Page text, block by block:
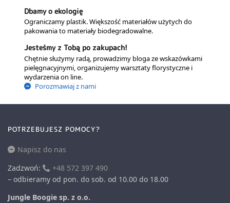
Dbamy o ekologię
Ograniczamy plastik. Większość materiałów użytych do
pakowania to materiały biodegradowalne.
Jesteśmy z Tobą po zakupach!
Chętnie służymy radą, prowadzimy bloga ze wskazówkami
pielęgnacyjnymi, organizujemy warsztaty florystyczne i
wydarzenia on line.
Porozmawiaj z nami
POTRZEBUJESZ POMOCY?
Napisz do nas
Zadzwoń:
+48 572 397 490
– odbieramy od pon. do sob. od 10.00 do 18.00
Jungle Boogie sp. z o.o.